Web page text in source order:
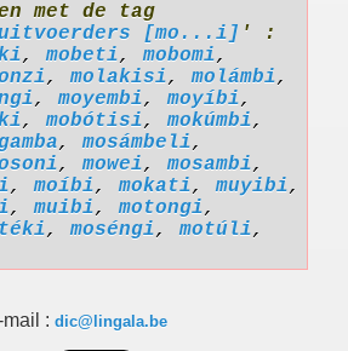
met de tag
[mo...i] ' :
,mobeti,mobomi,
,molakisi,molámbi,
,moyembi,moyíbi,
,mobótisi,mokúmbi,
,mosámbeli,
,mowei,mosambi,
,moíbi,mokati,muyibi,
,muibi,motongi,
,moséngi,motúli,
mail : dic@lingala.be